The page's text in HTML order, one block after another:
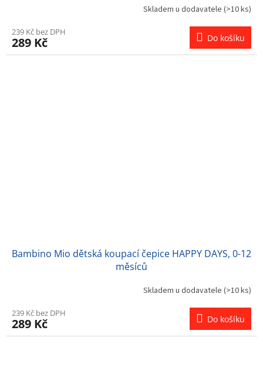
Skladem u dodavatele (>10 ks)
239 Kč bez DPH
289 Kč Do košíku
Bambino Mio dětská koupací čepice HAPPY DAYS, 0-12
měsíců
Skladem u dodavatele (>10 ks)
239 Kč bez DPH
289 Kč Do košíku